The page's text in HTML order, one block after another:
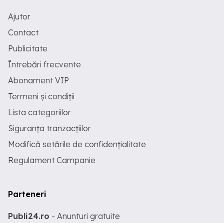
Ajutor
Contact
Publicitate
Întrebări frecvente
Abonament VIP
Termeni și condiții
Lista categoriilor
Siguranța tranzacțiilor
Modifică setările de confidențialitate
Regulament Campanie
Parteneri
Publi24.ro - Anunturi gratuite